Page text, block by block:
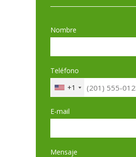
Nombre
Teléfono
+1
E-mail
Mensaje